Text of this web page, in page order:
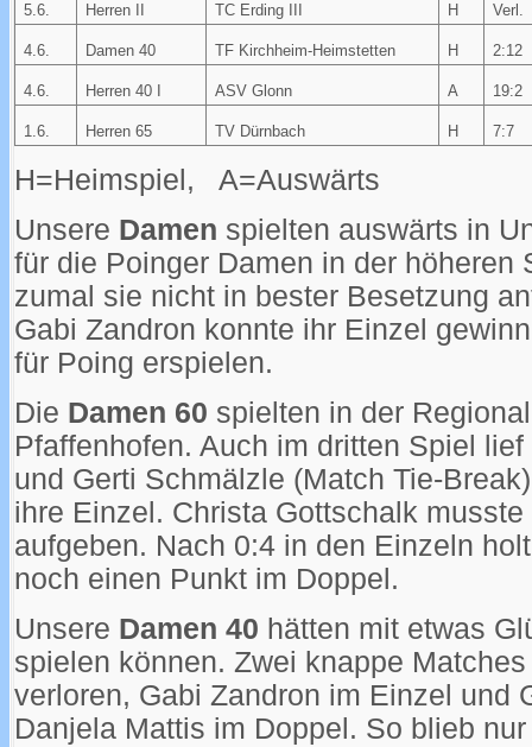
5.6. Herren II TC Erding III H Verl.
4.6. Damen 40 TF Kirchheim-Heimstetten H 2:12
4.6. Herren 40 I ASV Glonn A 19:2
1.6. Herren 65 TV Dürnbach H 7:7
H=Heimspiel, A=Auswärts
Unsere Damen spielten auswärts in
für die Poinger Damen in der höheren
zumal sie nicht in bester Besetzung
Gabi Zandron konnte ihr Einzel
für Poing erspielen.
Die Damen 60 spielten in der
Pfaffenhofen. Auch im dritten Spiel
und Gerti Schmälzle (Match Tie-
ihre Einzel. Christa Gottschalk
aufgeben. Nach 0:4 in den Einzeln
noch einen Punkt im Doppel.
Unsere Damen 40 hätten mit etwas
spielen können. Zwei knappe
verloren, Gabi Zandron im Einzel und
Danjela Mattis im Doppel. So blieb